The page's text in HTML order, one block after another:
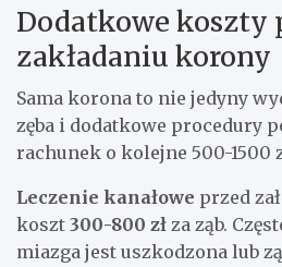
Dodatkowe koszty
zakładaniu korony
Sama korona to nie jedyny
zęba i dodatkowe procedury
rachunek o kolejne 500-1500
Leczenie kanałowe przed
koszt 300-800 zł za ząb.
miazga jest uszkodzona lub